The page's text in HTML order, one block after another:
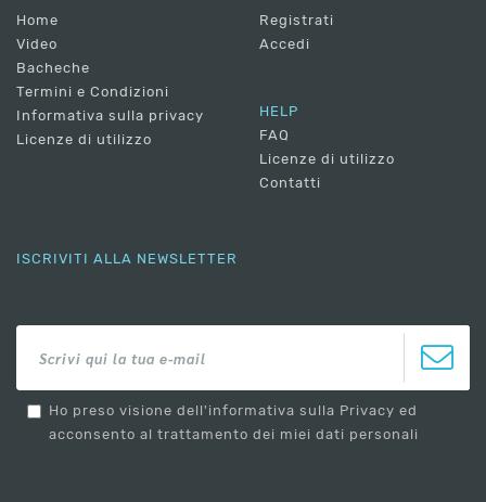
Home
Video
Bacheche
Termini e Condizioni
Informativa sulla privacy
Licenze di utilizzo
Registrati
Accedi
HELP
FAQ
Licenze di utilizzo
Contatti
ISCRIVITI ALLA NEWSLETTER
Ho preso visione dell'informativa sulla Privacy ed
acconsento al trattamento dei miei dati personali